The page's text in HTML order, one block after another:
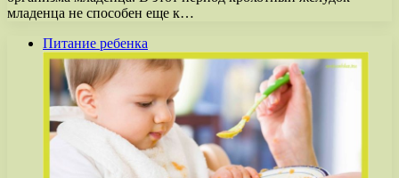
младенца не способен еще к…
Питание ребенка